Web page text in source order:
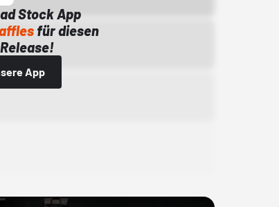
Stock App
für diesen
App